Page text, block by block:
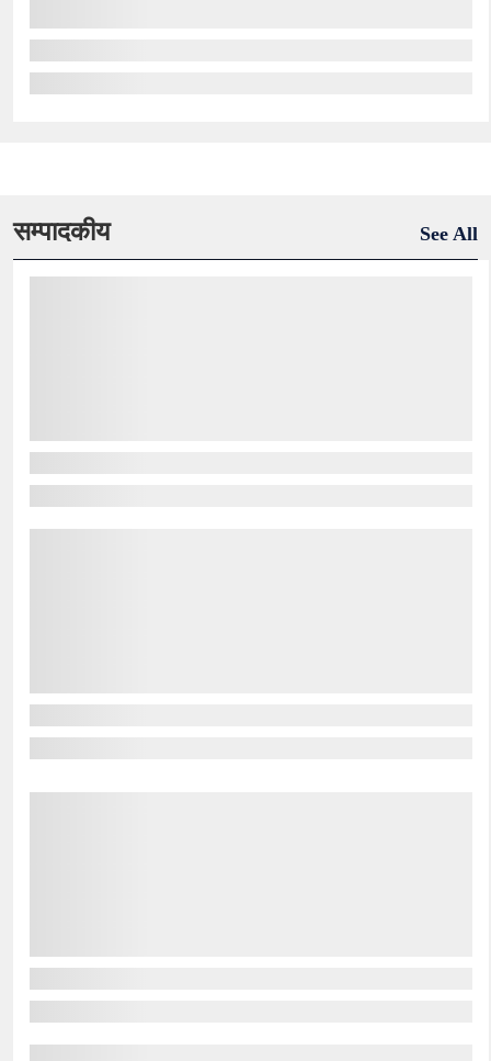
सम्पादकीय See All